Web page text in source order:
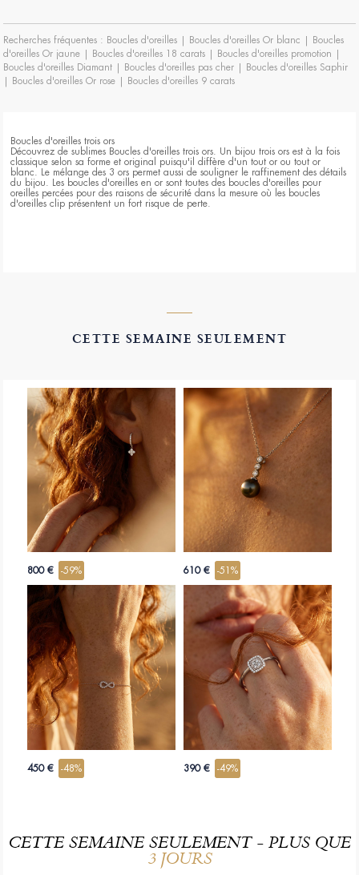
Recherches fréquentes : Boucles d'oreilles | Boucles d'oreilles Or blanc | Boucles
d'oreilles Or jaune | Boucles d'oreilles 18 carats | Boucles d'oreilles promotion |
Boucles d'oreilles Diamant | Boucles d'oreilles pas cher | Boucles d'oreilles Saphir
| Boucles d'oreilles Or rose | Boucles d'oreilles 9 carats
Boucles d'oreilles trois ors
Découvrez de sublimes Boucles d'oreilles trois ors. Un bijou trois ors est à la fois
classique selon sa forme et original puisqu'il diffère d'un tout or ou tout or
blanc. Le mélange des 3 ors permet aussi de souligner le raffinement des détails
du bijou. Les boucles d'oreilles en or sont toutes des boucles d'oreilles pour
oreilles percées pour des raisons de sécurité dans la mesure où les boucles
d'oreilles clip présentent un fort risque de perte.
CETTE SEMAINE SEULEMENT
800 € -59% 610 € -51%
450 € -48% 390 € -49%
CETTE SEMAINE SEULEMENT - PLUS QUE
3 JOURS